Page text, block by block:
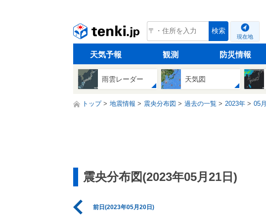
tenki.jp 検索
現在地
天気予報 観測 防災情報
雨雲レーダー 天気図
トップ 地震情報 震央分布図 過去の一覧 2023年 05月
震央分布図(2023年05月21日)
前日(2023年05月20日)